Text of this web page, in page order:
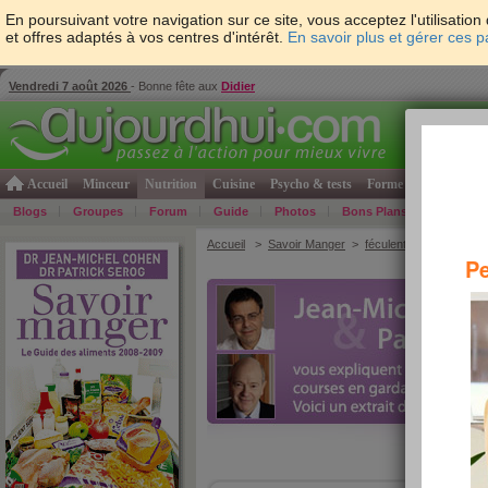
En poursuivant votre navigation sur ce site, vous acceptez
et offres adaptés à vos centres d'intérêt. En savoir plus et gérer ces
Vendredi 7 août 2026 - Bonne fête aux Didier
Accueil Minceur Nutrition Cuisine Psycho & tests Forme & santé
Blogs Groupes Forum Guide Photos Bons Plans
Accueil > Savoir Manger > féculents